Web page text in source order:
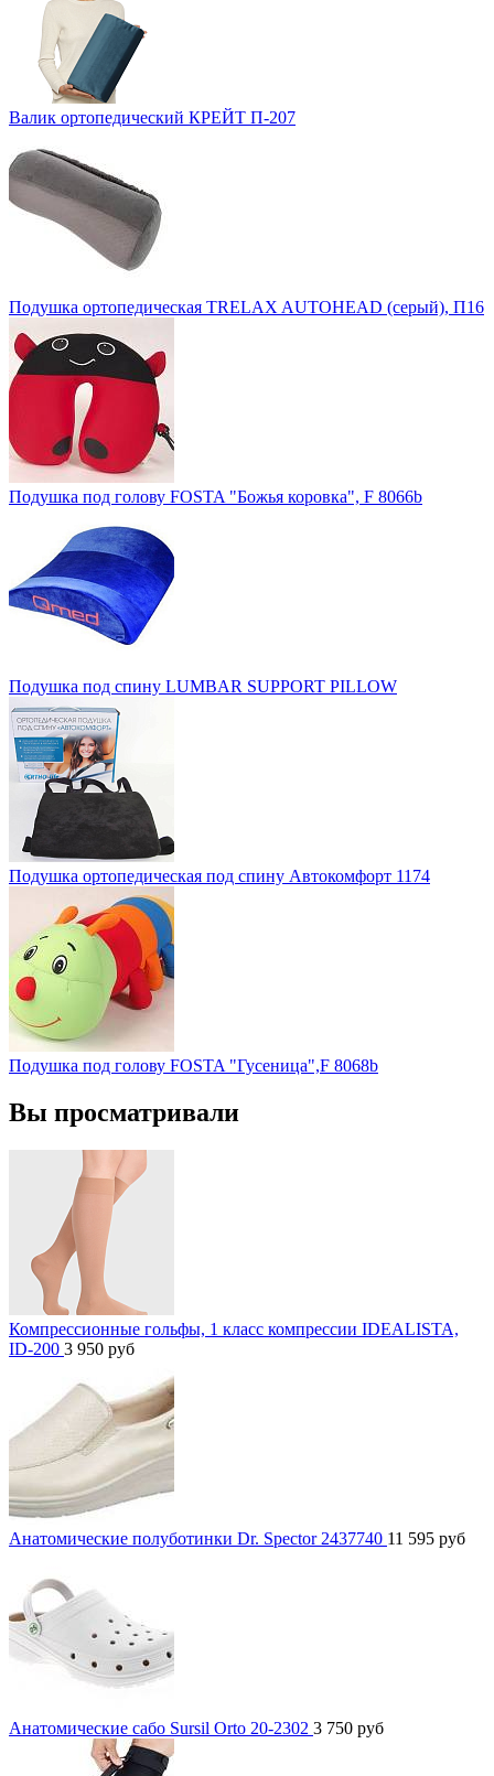
Валик ортопедический КРЕЙТ П-207
Подушка ортопедическая TRELAX AUTOHEAD (серый), П16
Подушка под голову FOSTA "Божья коровка", F 8066b
Подушка под спину LUMBAR SUPPORT PILLOW
Подушка ортопедическая под спину Автокомфорт 1174
Подушка под голову FOSTA "Гусеница",F 8068b
Вы просматривали
Компрессионные гольфы, 1 класс компрессии IDEALISTA,
ID-200 3 950 руб
Анатомические полуботинки Dr. Spector 2437740 11 595 руб
Анатомические сабо Sursil Orto 20-2302 3 750 руб